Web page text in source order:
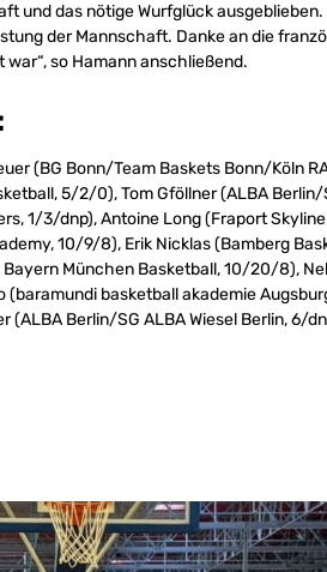
und das nötige Wurfglück ausgeblieben.
der Mannschaft. Danke an die
so Hamann anschließend.
(BG Bonn/Team Baskets Bonn/Köln
5/2/0), Tom Gföllner (ALBA Berlin/
1/3/dnp), Antoine Long (Fraport
10/9/8), Erik Nicklas (Bamberg
Bayern München Basketball, 10/20/8),
basketball akademie
Berlin/SG ALBA Wiesel Berlin, 6/